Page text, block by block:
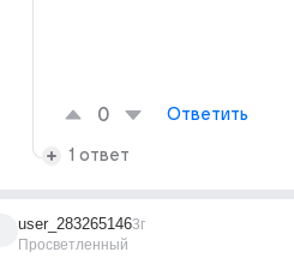
0 Ответить
1 ответ
user_283265146
Просветленный
3г